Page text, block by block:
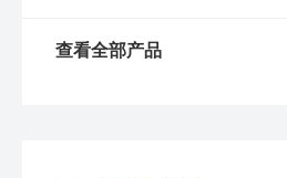
查看全部产品